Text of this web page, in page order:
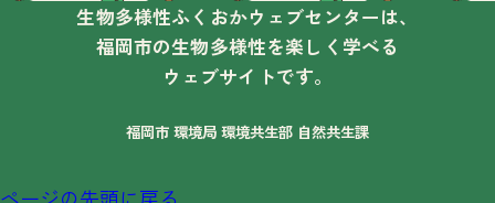
生物多様性ふくおかウェブセンターは、
福岡市の生物多様性を楽しく学べる
ウェブサイトです。
福岡市 環境局 環境共生部 自然共生課